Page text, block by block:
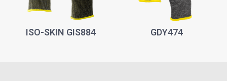
ISO-SKIN GIS884 GDY474